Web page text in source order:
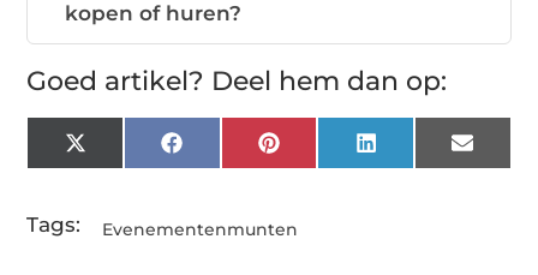
kopen of huren?
Goed artikel? Deel hem dan op:
X
(Twitter)
FacebookPinterestLinkedInEmail
Tags: Evenementenmunten